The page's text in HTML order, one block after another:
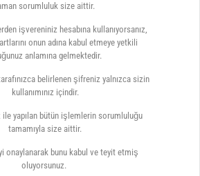
sorumluluk size aittir.
işvereniniz hesabına kullanıyorsanız,
onun adına kabul etmeye yetkili
anlamına gelmektedir.
belirlenen şifreniz yalnızca sizin
kullanımınız içindir.
ile yapılan bütün işlemlerin sorumluluğu
tamamıyla size aittir.
onaylanarak bunu kabul ve teyit etmiş
oluyorsunuz.